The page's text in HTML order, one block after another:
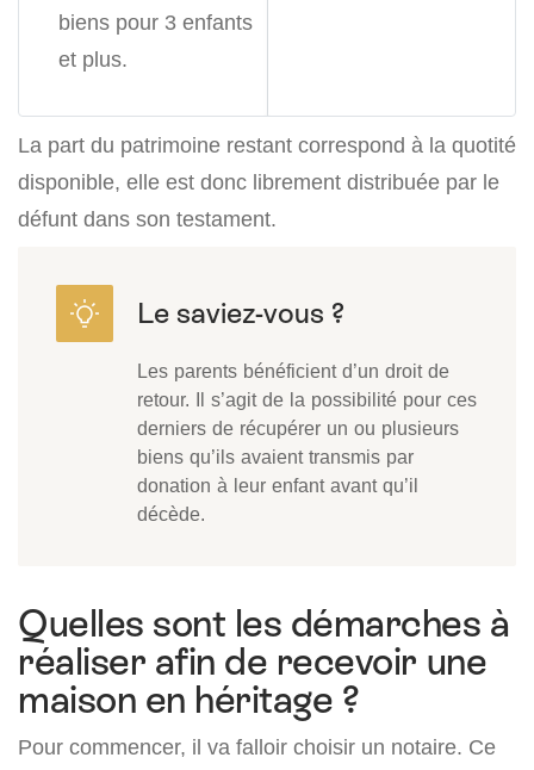
biens pour 3 enfants
et plus.
La part du patrimoine restant correspond à la quotité
disponible, elle est donc librement distribuée par le
défunt dans son testament.
Les parents bénéficient d’un droit de
retour. Il s’agit de la possibilité pour ces
derniers de récupérer un ou plusieurs
biens qu’ils avaient transmis par
donation à leur enfant avant qu’il
décède.
Quelles sont les démarches à
réaliser afin de recevoir une
maison en héritage ?
Pour commencer, il va falloir choisir un notaire. Ce